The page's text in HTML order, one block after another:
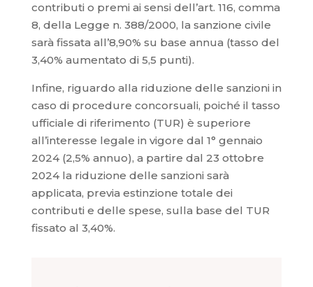
contributi o premi ai sensi dell’art. 116, comma
8, della Legge n. 388/2000, la sanzione civile
sarà fissata all’8,90% su base annua (tasso del
3,40% aumentato di 5,5 punti).
Infine, riguardo alla riduzione delle sanzioni in
caso di procedure concorsuali, poiché il tasso
ufficiale di riferimento (TUR) è superiore
all’interesse legale in vigore dal 1° gennaio
2024 (2,5% annuo), a partire dal 23 ottobre
2024 la riduzione delle sanzioni sarà
applicata, previa estinzione totale dei
contributi e delle spese, sulla base del TUR
fissato al 3,40%.